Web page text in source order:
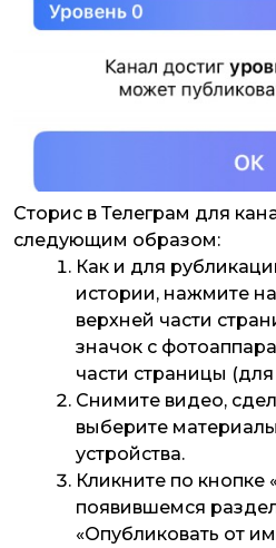
Сторис в Телеграм для
следующим образом:
Как и для
истории, нажмите
верхней части
значок с
части страницы
Снимите видео,
выберите
устройства.
Кликните по кнопке
появившемся
«Опубликовать от